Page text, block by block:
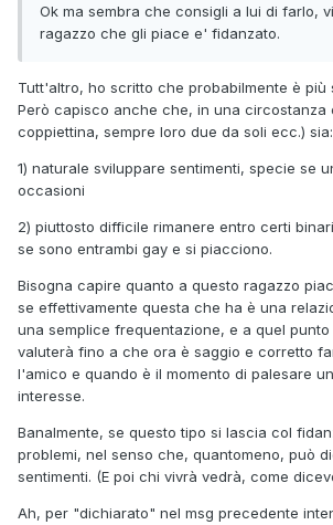
Ok ma sembra che consigli a lui di farlo,
ragazzo che gli piace e' fidanzato.
Tutt'altro, ho scritto che probabilmente è più
Però capisco anche che, in una circostanza
coppiettina, sempre loro due da soli ecc.) sia:
1) naturale sviluppare sentimenti, specie se
occasioni
2) piuttosto difficile rimanere entro certi
se sono entrambi gay e si piacciono.
Bisogna capire quanto a questo ragazzo
se effettivamente questa che ha è una
una semplice frequentazione, e a quel
valuterà fino a che ora è saggio e corretto
l'amico e quando è il momento di palesare
interesse.
Banalmente, se questo tipo si lascia col
problemi, nel senso che, quantomeno, può
sentimenti. (E poi chi vivrà vedrà, come
Ah, per "dichiarato" nel msg precedente